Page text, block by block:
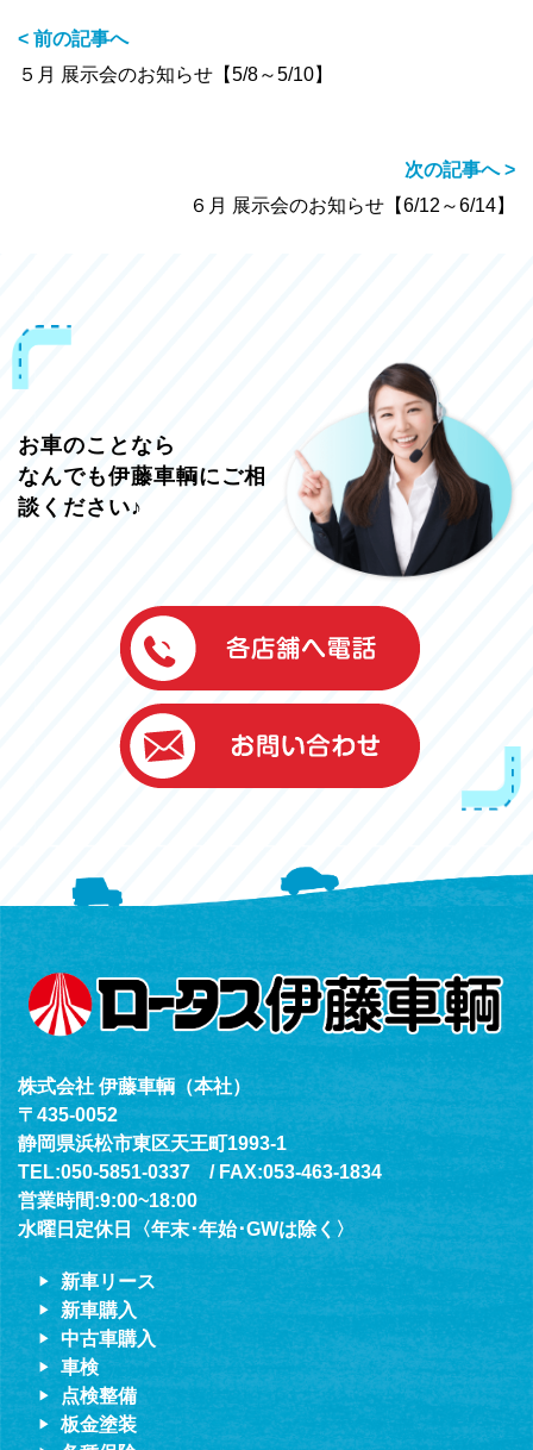
< 前の記事へ
５月 展示会のお知らせ【5/8～5/10】
次の記事へ >
６月 展示会のお知らせ【6/12～6/14】
お車のことなら
なんでも伊藤車輌にご相
談ください♪
伊藤車輌（本社）
050-5851-0337
グッドワン浜松
050-5851-0338
浜北店
050-5851-0339
（年中無休24h対応）
株式会社 伊藤車輌（本社）
〒435-0052
静岡県浜松市東区天王町1993-1
TEL:050-5851-0337 / FAX:053-463-1834
営業時間:9:00~18:00
水曜日定休日〈年末･年始･GWは除く〉
新車リース
新車購入
中古車購入
車検
点検整備
板金塗装